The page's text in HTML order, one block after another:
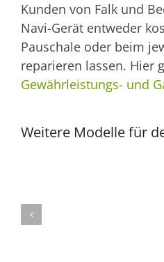
Kunden von Falk und
Navi-Gerät entweder
Pauschale oder beim
reparieren lassen. Hier
Gewährleistungs- und
Weitere Modelle für
Garmin
Oregon